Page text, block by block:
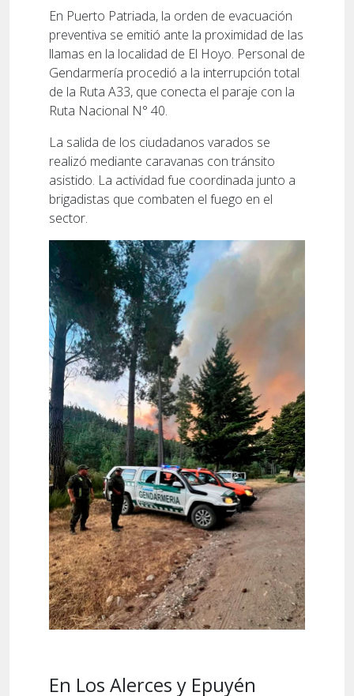
En Puerto Patriada, la orden de evacuación
preventiva se emitió ante la proximidad de las
llamas en la localidad de El Hoyo. Personal de
Gendarmería procedió a la interrupción total
de la Ruta A33, que conecta el paraje con la
Ruta Nacional N° 40.
La salida de los ciudadanos varados se
realizó mediante caravanas con tránsito
asistido. La actividad fue coordinada junto a
brigadistas que combaten el fuego en el
sector.
En Los Alerces y Epuyén